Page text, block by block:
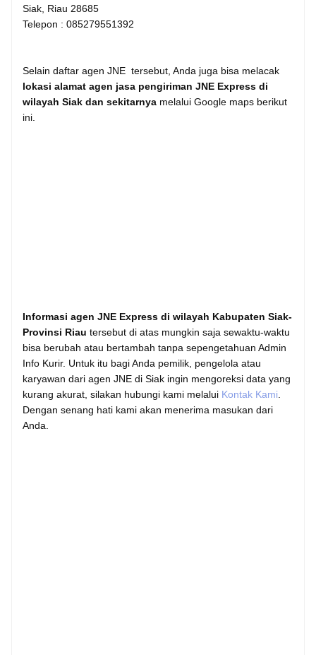
Siak, Riau 28685
Telepon : 085279551392
Selain daftar agen JNE tersebut, Anda juga bisa melacak
lokasi alamat agen jasa pengiriman JNE Express di
wilayah Siak dan sekitarnya melalui Google maps berikut
ini.
Informasi agen JNE Express di wilayah Kabupaten Siak-
Provinsi Riau tersebut di atas mungkin saja sewaktu-waktu
bisa berubah atau bertambah tanpa sepengetahuan Admin
Info Kurir. Untuk itu bagi Anda pemilik, pengelola atau
karyawan dari agen JNE di Siak ingin mengoreksi data yang
kurang akurat, silakan hubungi kami melalui Kontak Kami
Dengan senang hati kami akan menerima masukan dari
Anda.